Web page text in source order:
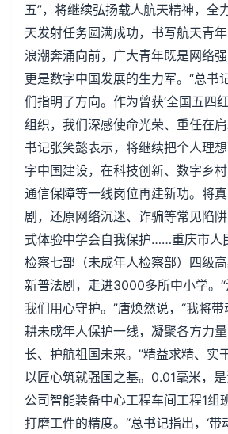
五”，将继续弘扬载人航天精神，全
天发射任务圆满成功，书写航天青
浪潮奔涌向前，广大青年既是网络强
更是数字中国发展的生力军。“总书
们指明了方向。作为曾获‘全国五四
组织，我们深感使命光荣、重任在
书记张笑懿表示，将继续把个人理
字中国建设，在科技创新、数字乡
通信保障等一线岗位再建新功。将
剧，还原网络沉迷、诈骗等常见陷
式体验中学会自我保护……重庆市人
检察七部（未成年人检察部）四级
新普法剧，走进3000多所中小学。
我们用心守护。”唐焕然说，“我将
耕未成年人保护一线，凝聚各方力
长、护航祖国未来。”精益求精、实
以匠心筑就强国之基。0.01毫米，
公司智能装备中心工程车间工程1组
打磨工件的精度。“总书记指出，‘